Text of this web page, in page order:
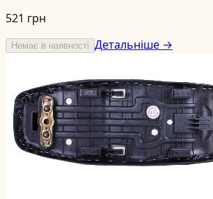
521 грн
Немає в наявності Детальніше →